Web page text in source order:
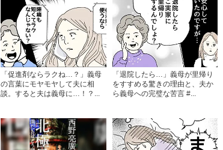
「促進剤ならラクね…？」義母
の言葉にモヤモヤして夫に相
談。すると夫は義母に…！？...
「退院したら…」義母が里帰り
をすすめる驚きの理由と、夫か
ら義母への完璧な苦言 #...